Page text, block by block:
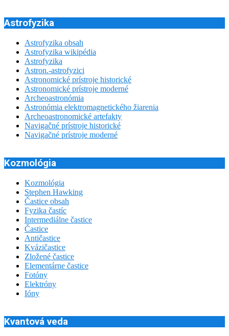
Astrofyzika
Astrofyzika obsah
Astrofyzika wikipédia
Astrofyzika
Astron.-astrofyzici
Astronomické prístroje historické
Astronomické prístroje moderné
Archeoastronómia
Astronómia elektromagnetického žiarenia
Archeoastronomické artefakty
Navigačné prístroje historické
Navigačné prístroje moderné
Kozmológia
Kozmológia
Stephen Hawking
Častice obsah
Fyzika častíc
Intermediálne častice
Častice
Antičastice
Kvázičastice
Zložené častice
Elementárne častice
Fotóny
Elektróny
Ióny
Kvantová veda